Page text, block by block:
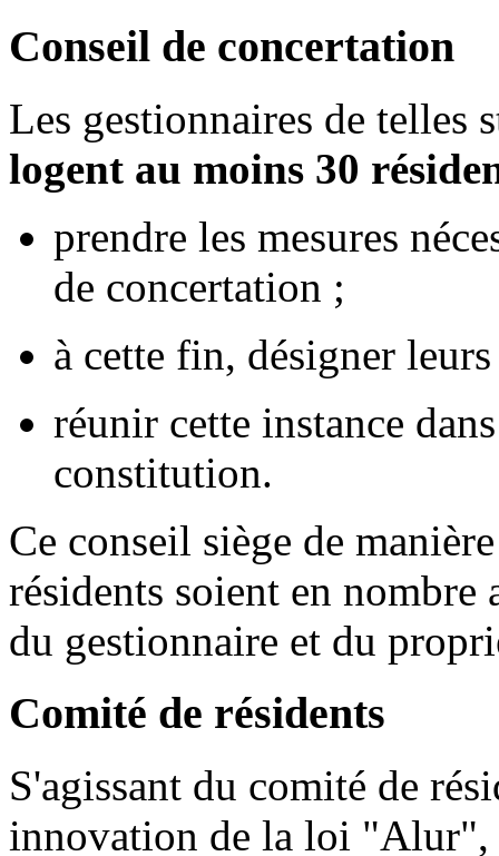
Conseil de concertation
Les gestionnaires de telles
logent au moins 30
prendre les mesures
de concertation ;
à cette fin, désigner
réunir cette instance
constitution.
Ce conseil siège de
résidents soient en nombre
du gestionnaire et du
Comité de résidents
S'agissant du comité de
innovation de la loi